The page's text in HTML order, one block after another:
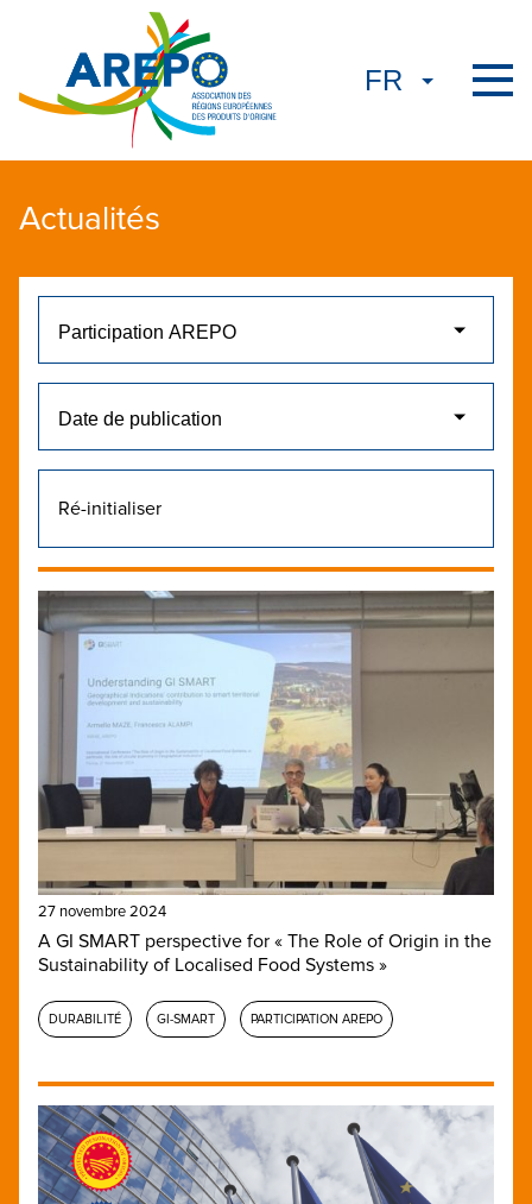
Actualités
Ré-initialiser
27 novembre 2024
A GI SMART perspective for « The Role of Origin in the
Sustainability of Localised Food Systems »
DURABILITÉ GI-SMART PARTICIPATION AREPO